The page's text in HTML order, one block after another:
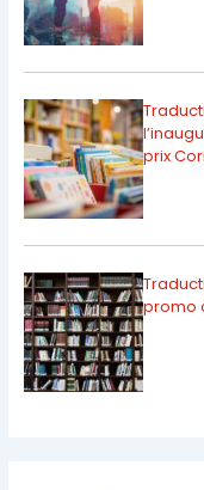
prix
promo